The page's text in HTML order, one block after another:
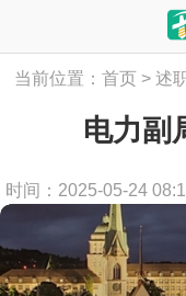
当前位置：首页 > 述
电力副
时间：2025-05-24